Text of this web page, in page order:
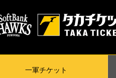
一軍チケット